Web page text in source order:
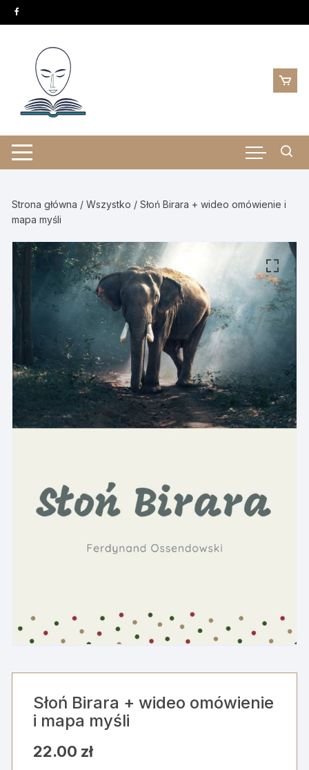
Skip
to
Strona główna /Wszystko / Słoń Birara + wideo omówienie i
mapa myśli
Słoń Birara + wideo omówienie
i mapa myśli
22.00 zł